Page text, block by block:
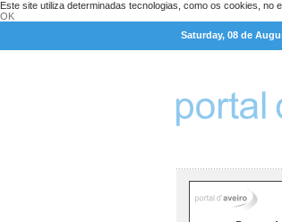
Este site utiliza determinadas tecnologias, como os cookies,
OK
Saturday, 08 de